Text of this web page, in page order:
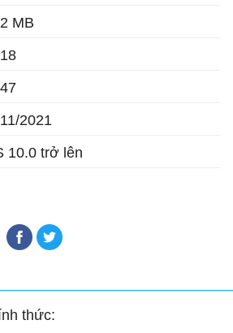
MB
2021
10.0 trở lên
Android
cho Mac
thức: